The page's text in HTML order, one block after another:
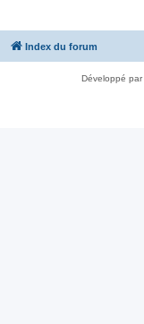
Index du forum
Développé par